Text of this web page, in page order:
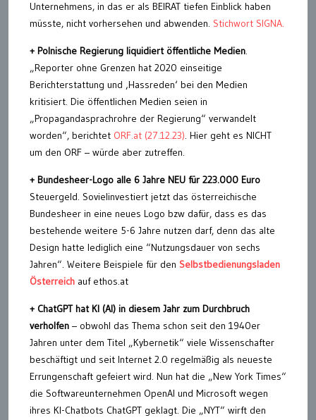
Unternehmens, in das er als BEIRAT tiefen Einblick haben
müsste, nicht vorhersehen und abwenden. Stichwort SIGNA.
+ Polnische Regierung liquidiert öffentliche Medien.
„Reporter ohne Grenzen hat 2020 einseitige
Berichterstattung und ‚Hassreden‘ bei den Medien
kritisiert. Die öffentlichen Medien seien in
„Propagandasprachrohre der Regierung“ verwandelt
worden“, berichtet ORF.at (27.12.23). Hier geht es NICHT
um den ORF – würde aber zutreffen.
+ Bundesheer-Logo alle 6 Jahre NEU für 223.000 Euro
Steuergeld. Sovielinvestiert jetzt das österreichische
Bundesheer in eine neues Logo bzw dafür, dass es das
bestehende weitere 5-6 Jahre nutzen darf, denn das alte
Design hatte lediglich eine “Nutzungsdauer von sechs
Jahren“. Weitere Beispiele für den Selbstbedienungsladen
Österreich auf ethos.at
+ ChatGPT hat KI (AI) in diesem Jahr zum Durchbruch
verholfen – obwohl das Thema schon seit den 1940er
Jahren unter dem Titel „Kybernetik“ viele Wissenschafter
beschäftigt und seit Internet 2.0 regelmäßig als neueste
Errungenschaft gefeiert wird. Nun hat die „New York Times“
die Softwareunternehmen OpenAI und Microsoft wegen
ihres KI-Chatbots ChatGPT geklagt. Die „NYT“ wirft den